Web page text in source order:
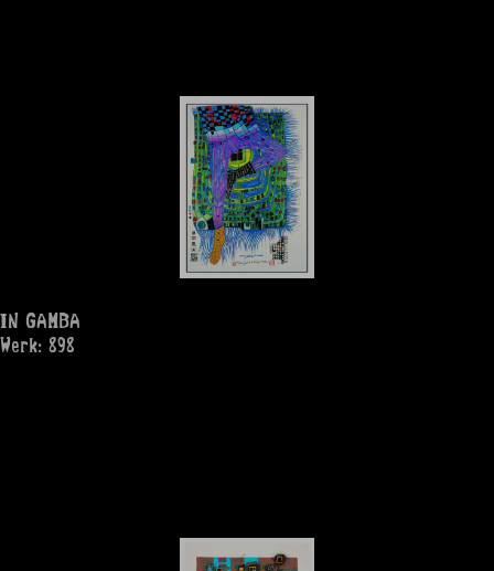
IN GAMBA
Werk: 898